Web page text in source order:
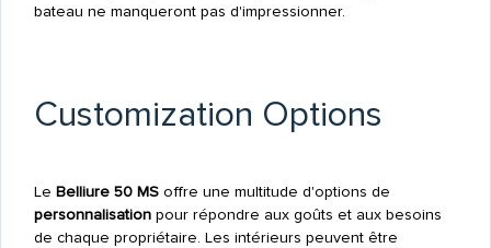
bateau ne manqueront pas d'impressionner.
Customization Options
Le Belliure 50 MSoffre une multitude d'options de
personnalisationpour répondre aux goûts et aux besoins
de chaque propriétaire. Les intérieurs peuvent être